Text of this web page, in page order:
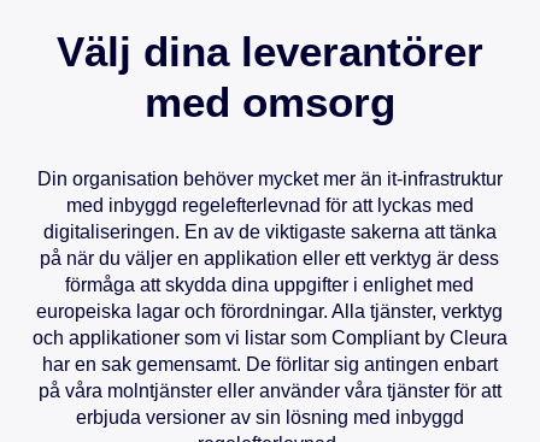
Välj dina leverantörer
med omsorg
Din organisation behöver mycket mer än it-infrastruktur
med inbyggd regelefterlevnad för att lyckas med
digitaliseringen. En av de viktigaste sakerna att tänka
på när du väljer en applikation eller ett verktyg är dess
förmåga att skydda dina uppgifter i enlighet med
europeiska lagar och förordningar. Alla tjänster, verktyg
och applikationer som vi listar som Compliant by Cleura
har en sak gemensamt. De förlitar sig antingen enbart
på våra molntjänster eller använder våra tjänster för att
erbjuda versioner av sin lösning med inbyggd